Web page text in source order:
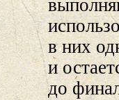
в них
и
до